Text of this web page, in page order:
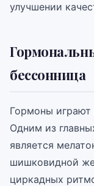
улучшении
бессонница
Гормоны играют
Одним из
является
шишковидной
циркадных